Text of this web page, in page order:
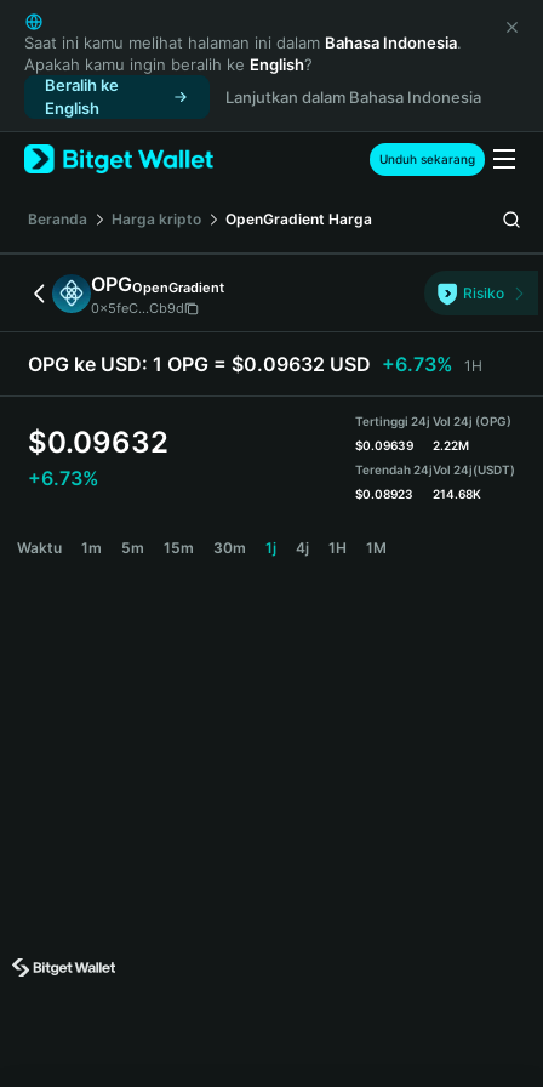
English
日本語
Tiếng Việt
Русский
Español (Latinoamérica)
Türkçe
Français
Deutsch
简体中文
繁體中文
Português (Portugal)
Bahasa Indonesia
ภาษาไทย
Español
Español (Argentina)
Saat ini kamu melihat halaman ini dalam Bahasa Indonesia.
Apakah kamu ingin beralih ke English?
Beralih ke
English
Lanjutkan dalam Bahasa Indonesia
Unduh sekarang
Beranda Harga kripto OpenGradient Harga
OPGOpenGradient
0x5feC...Cb9d
Risiko
OPG ke USD: 1 OPG = $0.09632 USD +6.73% 1H
$0.09632
+6.73%
Tertinggi 24j
$0.09639
Terendah 24j
$0.08923
Vol 24j (OPG)
2.22M
Vol 24j(USDT)
214.68K
Waktu 1m 5m 15m 30m 1j 4j 1H 1M